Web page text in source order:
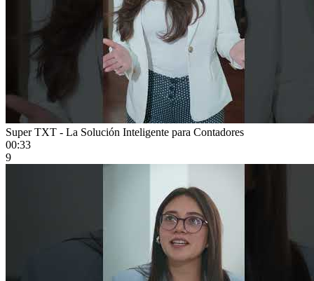
Super TXT - La Solución Inteligente para Contadores
00:33
9